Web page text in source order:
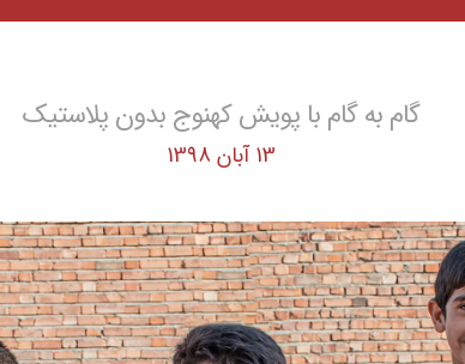
گام به گام با پویش کهنوج بدون پلاستیک
13 آبان 1398